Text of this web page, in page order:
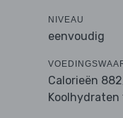
NIVEAU
eenvoudig
Calorieën
Koolhydraten